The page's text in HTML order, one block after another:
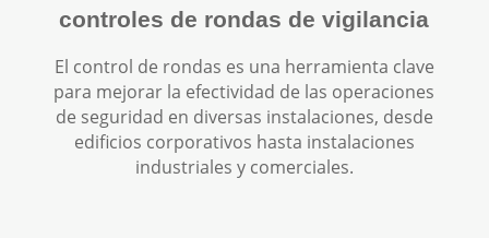
controles de rondas de vigilancia
El control de rondas es una herramienta clave
para mejorar la efectividad de las operaciones
de seguridad en diversas instalaciones, desde
edificios corporativos hasta instalaciones
industriales y comerciales.